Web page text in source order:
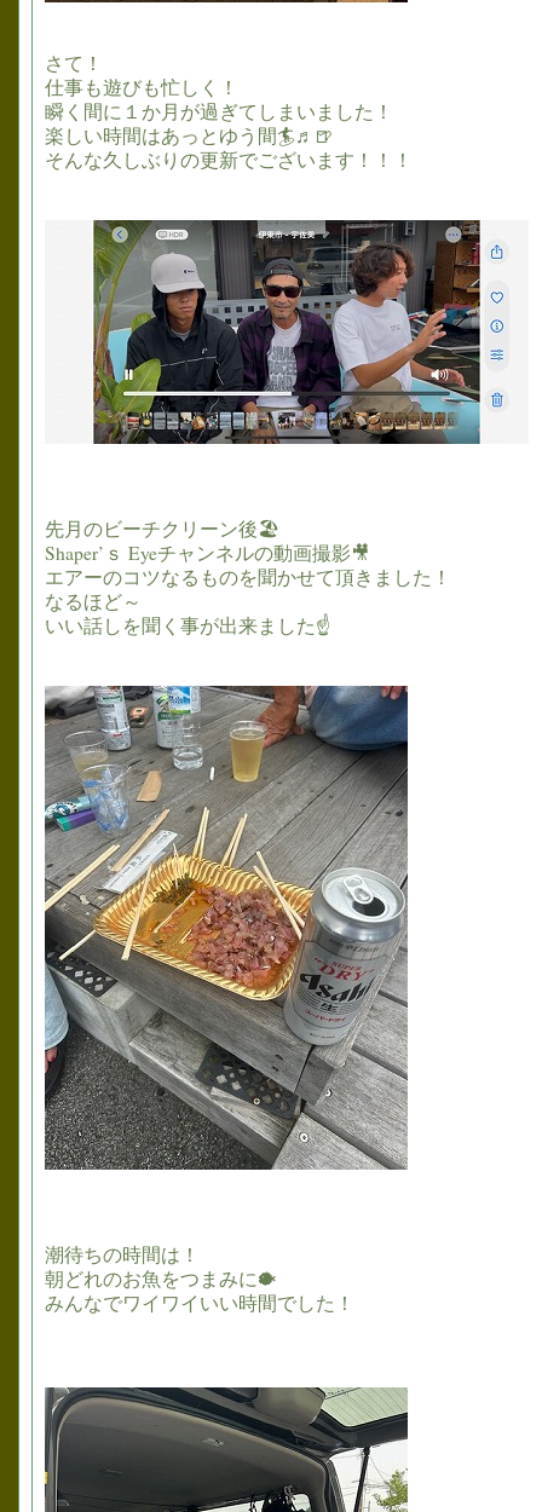
さて！
仕事も遊びも忙しく！
瞬く間に１か月が過ぎてしまいました！
楽しい時間はあっとゆう間🏄♬🍺
そんな久しぶりの更新でございます！！！
先月のビーチクリーン後🏖
Shaper’ｓ Eyeチャンネルの動画撮影🎥
エアーのコツなるものを聞かせて頂きました！
なるほど～
いい話しを聞く事が出来ました☝
潮待ちの時間は！
朝どれのお魚をつまみに🐡
みんなでワイワイいい時間でした！